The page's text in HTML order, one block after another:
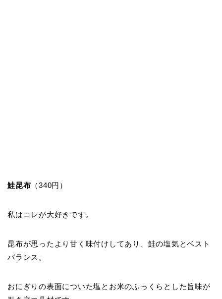
鮭昆布 （340円）
私はコレが大好きです。
昆布が思ったより甘く味付けしてあり、鮭の塩気とベスト
バランス。
おにぎりの表面についた塩とお米のふっくらとした旨味が